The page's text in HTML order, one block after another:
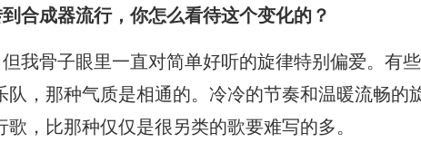
合成器流行，你怎么看待这个变化的？
我骨子眼里一直对简单好听的旋律特别偏爱。有
，那种气质是相通的。冷冷的节奏和温暖流畅的
，比那种仅仅是很另类的歌要难写的多。